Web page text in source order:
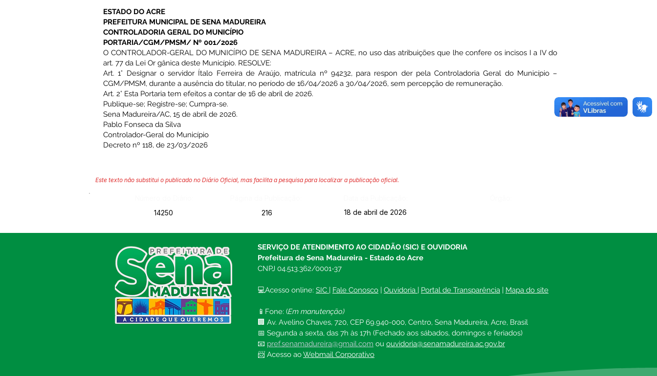
ESTADO DO ACRE
PREFEITURA MUNICIPAL DE SENA MADUREIRA
CONTROLADORIA GERAL DO MUNICÍPIO
PORTARIA/CGM/PMSM/ Nº 001/2026
O CONTROLADOR-GERAL DO MUNICÍPIO DE SENA MADUREIRA – ACRE, no uso das atribuições que lhe confere os incisos I a IV do
art. 77 da Lei Or gânica deste Município. RESOLVE:
Art. 1° Designar o servidor Ítalo Ferreira de Araújo, matrícula nº 94232, para respon der pela Controladoria Geral do Município –
CGM/PMSM, durante a ausência do titular, no período de 16/04/2026 a 30/04/2026, sem percepção de remuneração.
Art. 2° Esta Portaria tem efeitos a contar de 16 de abril de 2026.
Publique-se; Registre-se; Cumpra-se.
Sena Madureira/AC, 15 de abril de 2026.
Pablo Fonseca da Silva
Controlador-Geral do Município
Decreto nº 118, de 23/03/2026
Este texto não substitui o publicado no Diário Oficial, mas facilita a pesquisa para localizar a publicação oficial.
14250
216 18 de abril de 2026
CIDADÃO (SIC) E OUVIDORIA
Prefeitura de Sena Madureira
CNPJ 04.513.362/0001-37
Av. Avelino Chaves, n° 720, 69940-
Sena Madureira, Acre, Brasil
SERVIÇO DE ATENDIMENTO AO CIDADÃO (SIC) E OUVIDORIA
Prefeitura de Sena Madureira - Estado do Acre
CNPJ 04.513.362/0001-37
💻Acesso online: SIC | Fale Conosco | Ouvidoria | Portal de Transparência | Mapa do site
📱Fone: (Em manutenção)
🏢 Av. Avelino Chaves, 720, CEP 69.940-000, Centro, Sena Madureira, Acre, Brasil
📅 Segunda a sexta, das 7h às 17h (Fechado aos sábados, domingos e feriados)
📧 pref.senamadureira@gmail.com ou ouvidoria@senamadureira.ac.gov.br
📨 Acesso ao Webmail Corporativo